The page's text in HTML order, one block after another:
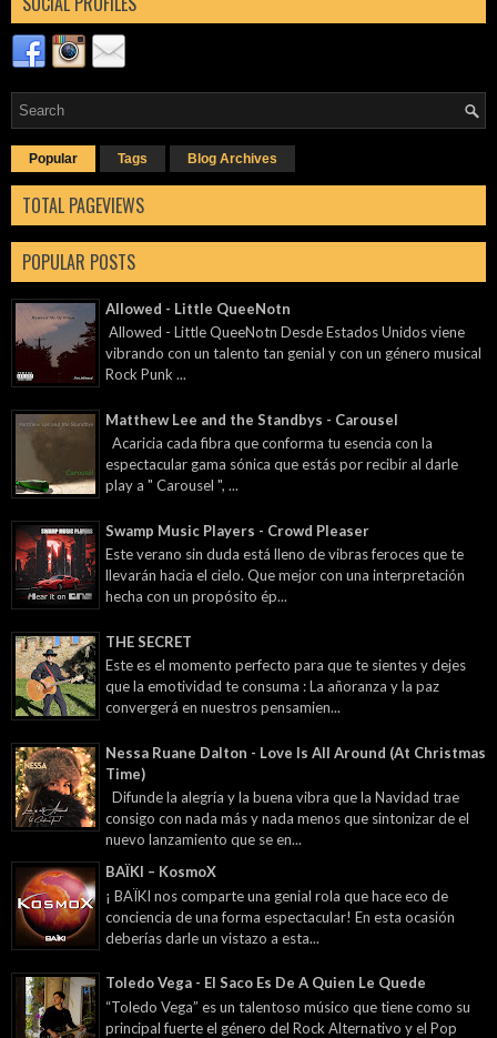
Popular Tags Blog Archives
TOTAL PAGEVIEWS
POPULAR POSTS
Allowed - Little QueeNotn
Allowed - Little QueeNotn Desde Estados Unidos viene
vibrando con un talento tan genial y con un género musical
Rock Punk ...
Matthew Lee and the Standbys - Carousel
Acaricia cada fibra que conforma tu esencia con la
espectacular gama sónica que estás por recibir al darle
play a " Carousel ", ...
Swamp Music Players - Crowd Pleaser
Este verano sin duda está lleno de vibras feroces que te
llevarán hacia el cielo. Que mejor con una interpretación
hecha con un propósito ép...
THE SECRET
Este es el momento perfecto para que te sientes y dejes
que la emotividad te consuma : La añoranza y la paz
convergerá en nuestros pensamien...
Nessa Ruane Dalton - Love Is All Around (At Christmas
Time)
Difunde la alegría y la buena vibra que la Navidad trae
consigo con nada más y nada menos que sintonizar de el
nuevo lanzamiento que se en...
BAÏKI – KosmoX
¡ BAÏKI nos comparte una genial rola que hace eco de
conciencia de una forma espectacular! En esta ocasión
deberías darle un vistazo a esta...
Toledo Vega - El Saco Es De A Quien Le Quede
“Toledo Vega” es un talentoso músico que tiene como su
principal fuerte el género del Rock Alternativo y el Pop